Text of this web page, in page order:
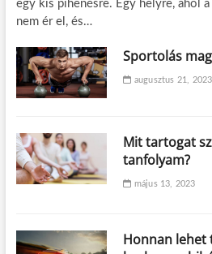
egy kis pihenésre. Egy helyre, ahol a
nem ér el, és…
Sportolás
augusztus 21, 2023
Mit tartogat
tanfolyam?
május 13, 2023
Honnan lehet